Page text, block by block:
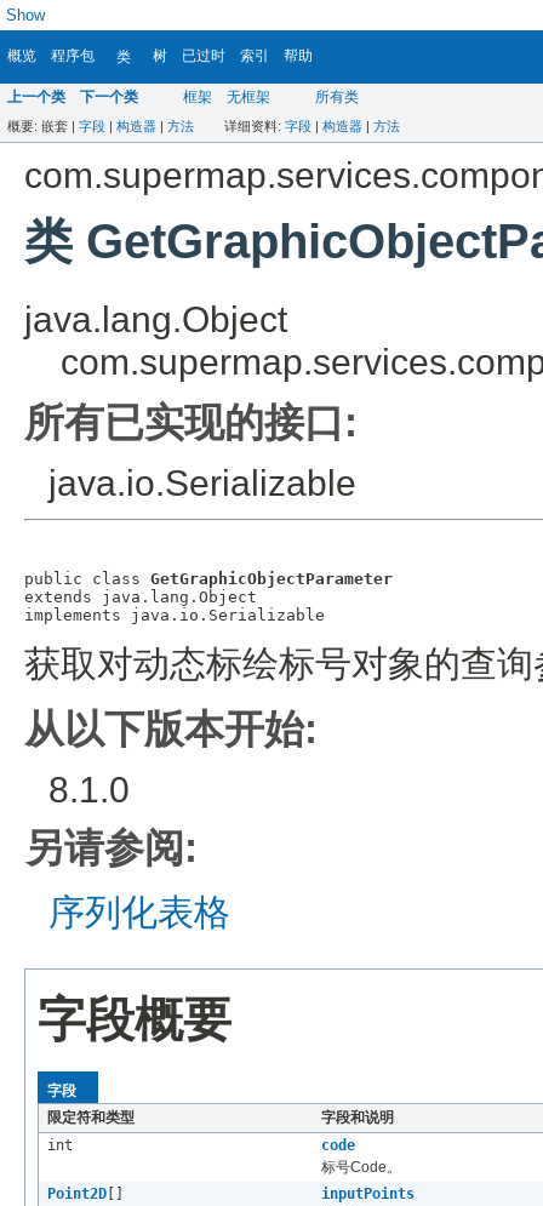
Show
概览 程序包 类 树 已过时 索引 帮助
上一个类 下一个类 框架 无框架 所有类
概要: 嵌套 | 字段 | 构造器 | 方法 详细资料: 字段 | 构造器 | 方法
类
java.lang.Object
所有已实现的接口:
java.io.Serializable
public class GetGraphicObjectParameter
extends java.lang.Object
获取对动态标绘标号对象的查询
从以下版本开始:
8.1.0
另请参阅:
序列化表格
字段概要
字段
限定符和类型
字段和说明
int
code
标号Code。
Point2D
inputPoints